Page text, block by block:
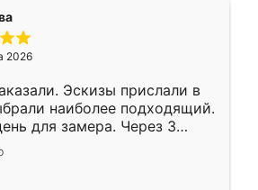
2026
Эскизы прислали в
наиболее подходящий.
для замера. Через 3
уже готова. Остались
Спасибо Ренессанс
работу!